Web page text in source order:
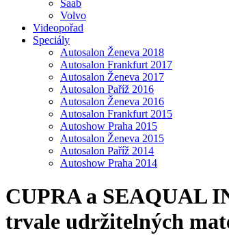
Saab
Volvo
Videopořad
Speciály
Autosalon Ženeva 2018
Autosalon Frankfurt 2017
Autosalon Ženeva 2017
Autosalon Paříž 2016
Autosalon Ženeva 2016
Autosalon Frankfurt 2015
Autoshow Praha 2015
Autosalon Ženeva 2015
Autosalon Paříž 2014
Autoshow Praha 2014
CUPRA a SEAQUAL
trvale udržitelných